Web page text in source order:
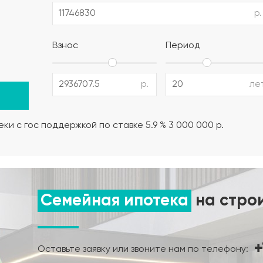
(толщина утеплителя выбирается в
AIII, поддерживающие и поперечные каркасы из
влажностный режима);
р.
Взнос
р.
Период
с гос поддержкой по ставке 5.9 % 3 000 000 р.
Семейная ипотека на
Оставьте заявку или звоните нам по телефону: